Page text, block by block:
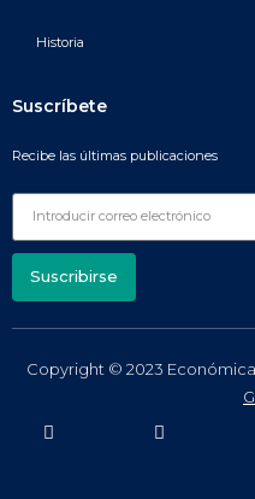
Historia
Suscríbete
Recibe las últimas publicaciones
Suscribirse
Copyright © 2023